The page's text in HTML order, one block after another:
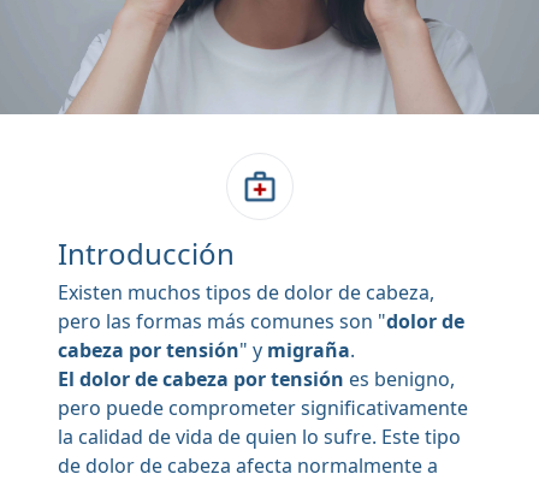
Introducción
Existen muchos tipos de dolor de cabeza,
pero las formas más comunes son "dolor de
cabeza por tensión" y migraña.
El dolor de cabeza por tensión es benigno,
pero puede comprometer significativamente
la calidad de vida de quien lo sufre. Este tipo
de dolor de cabeza afecta normalmente a